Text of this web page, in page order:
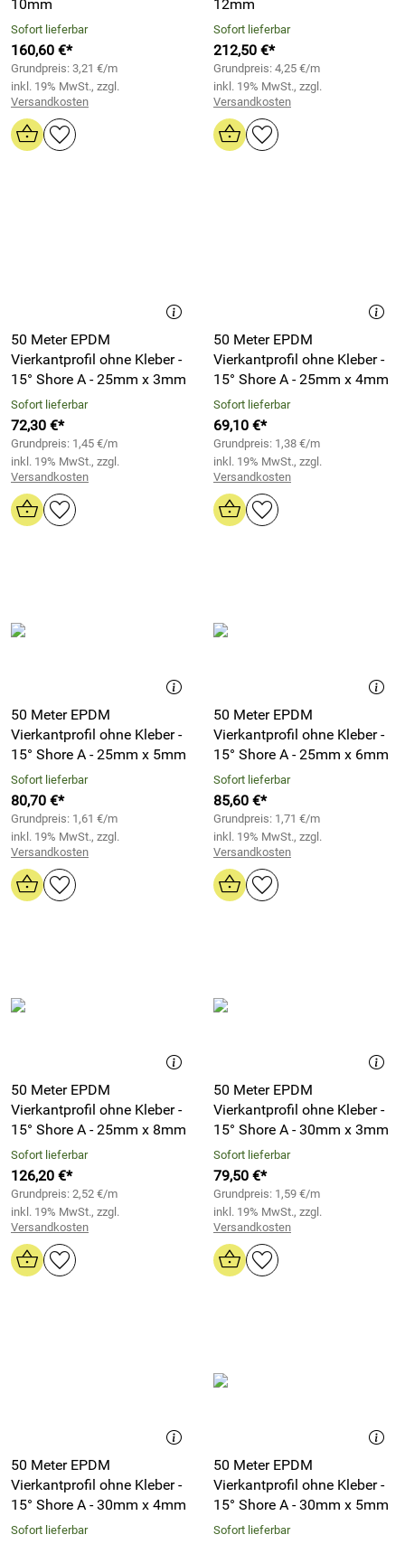
10mm
Sofort lieferbar
160,60 €*
Grundpreis: 3,21 €/m
inkl. 19% MwSt., zzgl.
Versandkosten
12mm
Sofort lieferbar
212,50 €*
Grundpreis: 4,25 €/m
inkl. 19% MwSt., zzgl.
Versandkosten
50 Meter EPDM
Vierkantprofil ohne Kleber -
15° Shore A - 25mm x 3mm
Sofort lieferbar
72,30 €*
Grundpreis: 1,45 €/m
inkl. 19% MwSt., zzgl.
Versandkosten
50 Meter EPDM
Vierkantprofil ohne Kleber -
15° Shore A - 25mm x 4mm
Sofort lieferbar
69,10 €*
Grundpreis: 1,38 €/m
inkl. 19% MwSt., zzgl.
Versandkosten
50 Meter EPDM
Vierkantprofil ohne Kleber -
15° Shore A - 25mm x 5mm
Sofort lieferbar
80,70 €*
Grundpreis: 1,61 €/m
inkl. 19% MwSt., zzgl.
Versandkosten
50 Meter EPDM
Vierkantprofil ohne Kleber -
15° Shore A - 25mm x 6mm
Sofort lieferbar
85,60 €*
Grundpreis: 1,71 €/m
inkl. 19% MwSt., zzgl.
Versandkosten
50 Meter EPDM
Vierkantprofil ohne Kleber -
15° Shore A - 25mm x 8mm
Sofort lieferbar
126,20 €*
Grundpreis: 2,52 €/m
inkl. 19% MwSt., zzgl.
Versandkosten
50 Meter EPDM
Vierkantprofil ohne Kleber -
15° Shore A - 30mm x 3mm
Sofort lieferbar
79,50 €*
Grundpreis: 1,59 €/m
inkl. 19% MwSt., zzgl.
Versandkosten
50 Meter EPDM
Vierkantprofil ohne Kleber -
15° Shore A - 30mm x 4mm
Sofort lieferbar
50 Meter EPDM
Vierkantprofil ohne Kleber -
15° Shore A - 30mm x 5mm
Sofort lieferbar